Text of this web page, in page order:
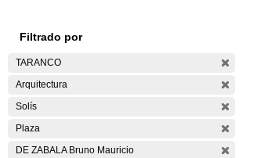
Filtrado por
TARANCO
Arquitectura
Solís
Plaza
DE ZABALA Bruno Mauricio